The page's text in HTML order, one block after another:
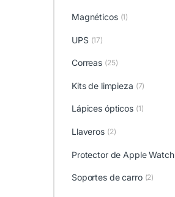
Magnéticos (1)
UPS (17)
Correas (25)
Kits de limpieza (7)
Lápices ópticos (1)
Llaveros (2)
Protector de Apple Watch
Soportes de carro (2)